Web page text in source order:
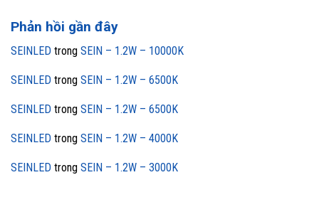
Phản hồi gần đây
SEINLED trong SEIN – 1.2W – 10000K
SEINLED trong SEIN – 1.2W – 6500K
SEINLED trong SEIN – 1.2W – 6500K
SEINLED trong SEIN – 1.2W – 4000K
SEINLED trong SEIN – 1.2W – 3000K